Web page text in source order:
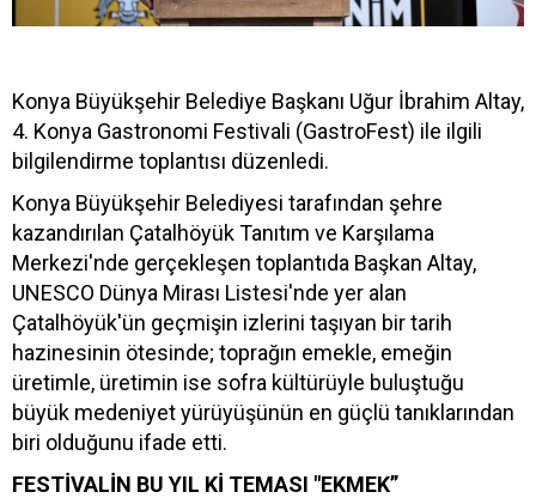
Konya Büyükşehir Belediye Başkanı Uğur İbrahim Altay,
4. Konya Gastronomi Festivali (GastroFest) ile ilgili
bilgilendirme toplantısı düzenledi.
Konya Büyükşehir Belediyesi tarafından şehre
kazandırılan Çatalhöyük Tanıtım ve Karşılama
Merkezi'nde gerçekleşen toplantıda Başkan Altay,
UNESCO Dünya Mirası Listesi'nde yer alan
Çatalhöyük'ün geçmişin izlerini taşıyan bir tarih
hazinesinin ötesinde; toprağın emekle, emeğin
üretimle, üretimin ise sofra kültürüyle buluştuğu
büyük medeniyet yürüyüşünün en güçlü tanıklarından
biri olduğunu ifade etti.
FESTİVALİN BU YIL Kİ TEMASI "EKMEK”